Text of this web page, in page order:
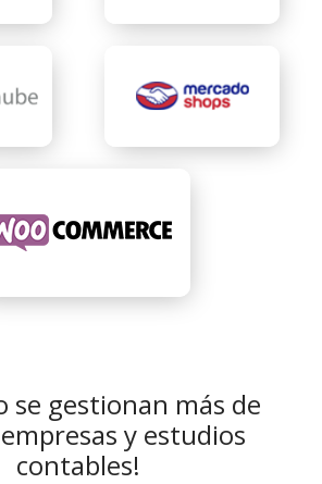
se gestionan más de
y estudios
contables!